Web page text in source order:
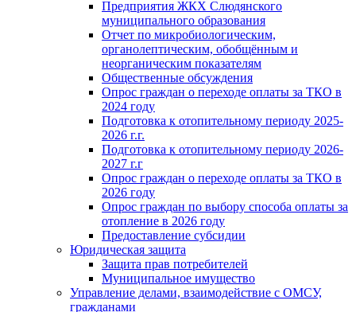
Предприятия ЖКХ Слюдянского
муниципального образования
Отчет по микробиологическим,
органолептическим, обобщённым и
неорганическим показателям
Общественные обсуждения
Опрос граждан о переходе оплаты за ТКО в
2024 году
Подготовка к отопительному периоду 2025-
2026 г.г.
Подготовка к отопительному периоду 2026-
2027 г.г
Опрос граждан о переходе оплаты за ТКО в
2026 году
Опрос граждан по выбору способа оплаты за
отопление в 2026 году
Предоставление субсидии
Юридическая защита
Защита прав потребителей
Муниципальное имущество
Управление делами, взаимодействие с ОМСУ,
гражданами